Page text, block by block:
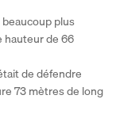
plus
hauteur de 66
de défendre
73 mètres de long